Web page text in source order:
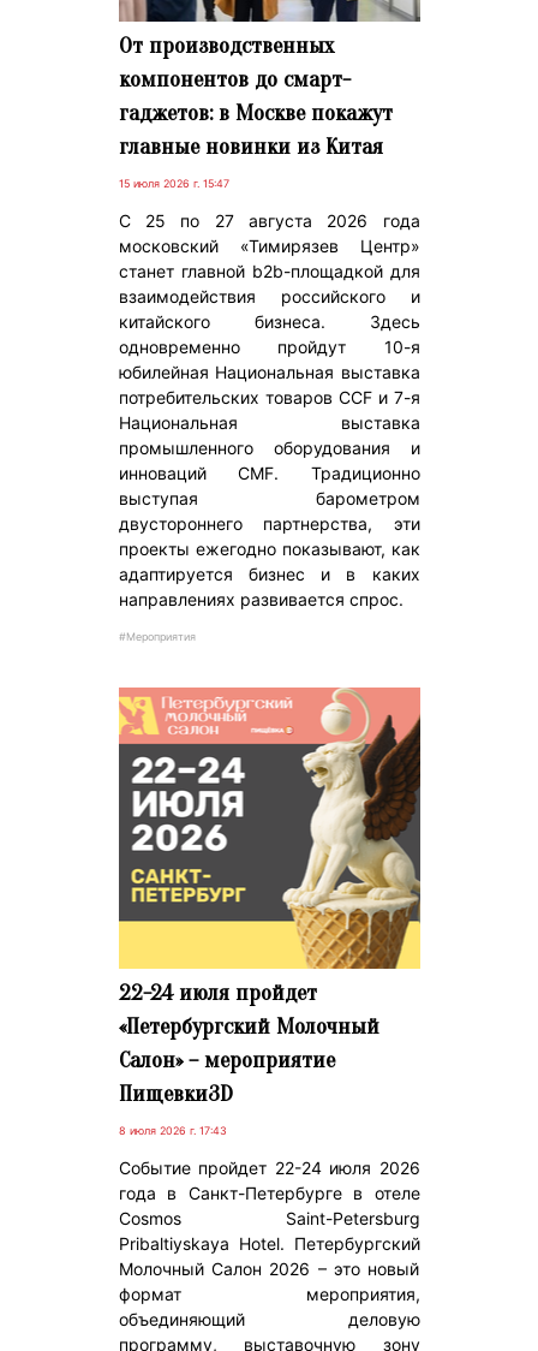
От производственных
компонентов до смарт-
гаджетов: в Москве покажут
главные новинки из Китая
15 июля 2026 г. 15:47
С 25 по 27 августа 2026 года
московский «Тимирязев Центр»
станет главной b2b-площадкой для
взаимодействия российского и
китайского бизнеса. Здесь
одновременно пройдут 10-я
юбилейная Национальная выставка
потребительских товаров CCF и 7-я
Национальная выставка
промышленного оборудования и
инноваций CMF. Традиционно
выступая барометром
двустороннего партнерства, эти
проекты ежегодно показывают, как
адаптируется бизнес и в каких
направлениях развивается спрос.
#Мероприятия
22-24 июля пройдет
«Петербургский Молочный
Салон» – мероприятие
Пищевки3D
8 июля 2026 г. 17:43
Событие пройдет 22-24 июля 2026
года в Санкт-Петербурге в отеле
Cosmos Saint-Petersburg
Pribaltiyskaya Hotel. Петербургский
Молочный Салон 2026 – это новый
формат мероприятия,
объединяющий деловую
программу, выставочную зону